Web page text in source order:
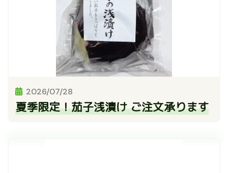
2026/07/28
夏季限定！茄子浅漬け ご注文承ります